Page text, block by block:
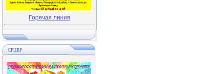
Горячая линия
СРЦВР